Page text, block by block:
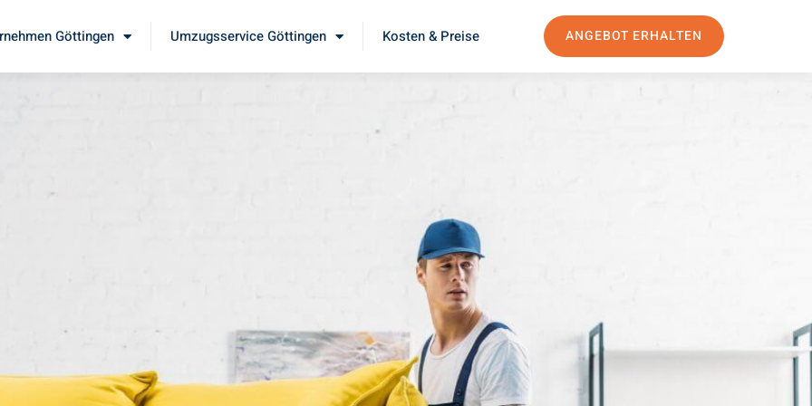
Göttingen Umzugsservice Göttingen Kosten & Preise ANGEBOT ERHALTEN